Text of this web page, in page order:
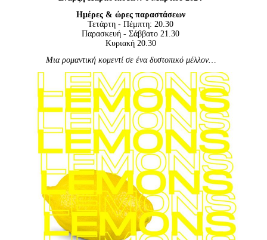
Ημέρες & ώρες παραστάσεων
Τετάρτη - Πέμπτη: 20.30
Παρασκευή - Σάββατο 21.30
Κυριακή 20.30
Μια ρομαντική κομεντί σε ένα δυστοπικό μέλλον…